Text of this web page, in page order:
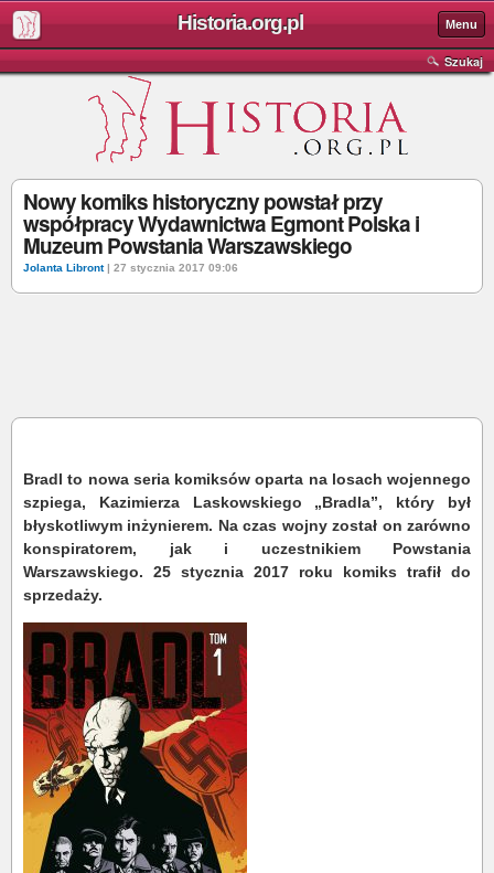
Historia.org.pl Menu
Szukaj
Nowy komiks historyczny powstał przy
współpracy Wydawnictwa Egmont Polska i
Muzeum Powstania Warszawskiego
Jolanta Libront| 27 stycznia 2017 09:06
Bradl to nowa seria komiksów oparta na losach wojennego
szpiega, Kazimierza Laskowskiego „Bradla”, który był
błyskotliwym inżynierem. Na czas wojny został on zarówno
konspiratorem, jak i uczestnikiem Powstania
Warszawskiego. 25 stycznia 2017 roku komiks trafił do
sprzedaży.